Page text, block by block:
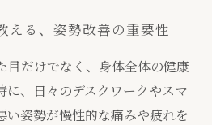
える、姿勢改善の重要性
目だけでなく、身体全体の健康
に、日々のデスクワークやスマ
い姿勢が慢性的な痛みや疲れを